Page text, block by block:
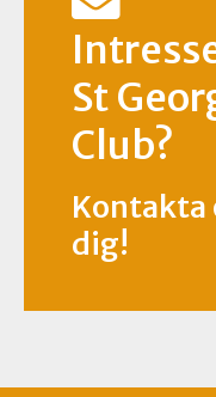
St
Club?
Kontakta
dig!